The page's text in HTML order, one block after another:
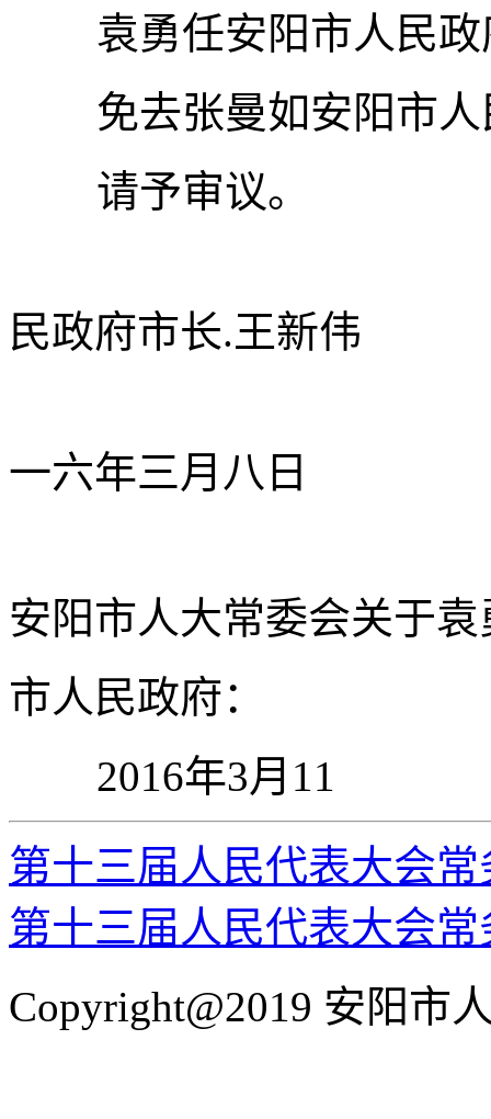
袁勇任安阳市人民
免去张曼如安阳市
请予审议。
民政府市长.王新伟
一六年三月八日
安阳市人大常委会关于
市人民政府：
2016年3月 11
第十三届人民代表大会
第十三届人民代表大会
Copyright@2019 安阳市